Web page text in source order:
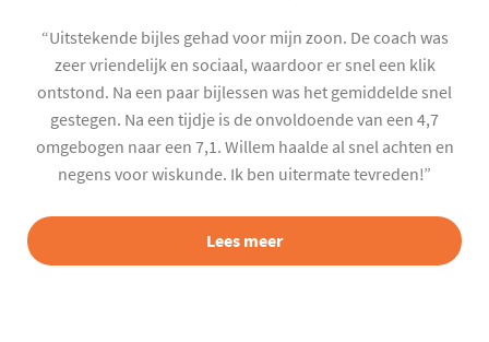
“Uitstekende bijles gehad voor mijn zoon. De coach was
zeer vriendelijk en sociaal, waardoor er snel een klik
ontstond. Na een paar bijlessen was het gemiddelde snel
gestegen. Na een tijdje is de onvoldoende van een 4,7
omgebogen naar een 7,1. Willem haalde al snel achten en
negens voor wiskunde. Ik ben uitermate tevreden!”
Lees meer